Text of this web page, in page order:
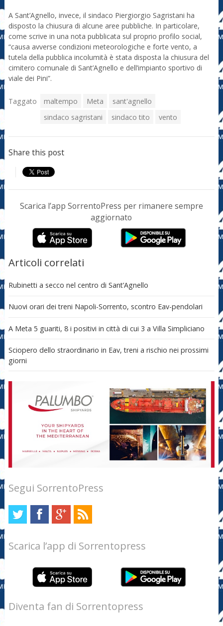
A Sant’Agnello, invece, il sindaco Piergiorgio Sagristani ha
disposto la chiusura di alcune aree pubbliche. In particolare,
come scrive in una nota pubblicata sul proprio profilo social,
“causa avverse condizioni meteorologiche e forte vento, a
tutela della pubblica incolumità è stata disposta la chiusura del
cimitero comunale di Sant’Agnello e dell’impianto sportivo di
viale dei Pini”.
Taggato maltempo Meta
sant'agnello
sindaco sagristani
sindaco tito vento
Share this post
Scarica l’app SorrentoPress per rimanere sempre
aggiornato
Articoli correlati
Rubinetti a secco nel centro di Sant’Agnello
Nuovi orari dei treni Napoli-Sorrento, scontro Eav-pendolari
A Meta 5 guariti, 8 i positivi in città di cui 3 a Villa Simpliciano
Sciopero dello straordinario in Eav, treni a rischio nei prossimi
giorni
Segui SorrentoPress
Scarica l’app di Sorrentopress
Diventa fan di Sorrentopress